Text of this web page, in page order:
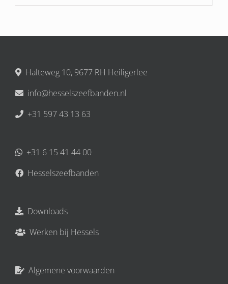
Halteweg 10, 9677 RH Heiligerlee
info@hesselszeefbanden.nl
+31 597 43 13 63
+31 6 15 41 44 00
Hesselszeefbanden
Downloads
Werken bij Hessels
Algemene voorwaarden